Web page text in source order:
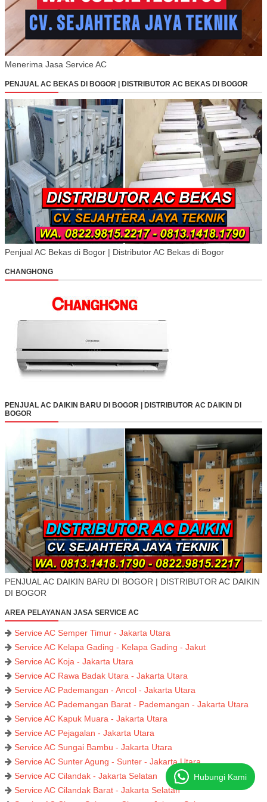
Menerima Jasa Service AC
PENJUAL AC BEKAS DI BOGOR | DISTRIBUTOR AC BEKAS DI BOGOR
Penjual AC Bekas di Bogor | Distributor AC Bekas di Bogor
CHANGHONG
PENJUAL AC DAIKIN BARU DI BOGOR | DISTRIBUTOR AC DAIKIN DI
BOGOR
PENJUAL AC DAIKIN BARU DI BOGOR | DISTRIBUTOR AC DAIKIN
DI BOGOR
AREA PELAYANAN JASA SERVICE AC
Service AC Semper Timur - Jakarta Utara
Service AC Kelapa Gading - Kelapa Gading - Jakut
Service AC Koja - Jakarta Utara
Service AC Rawa Badak Utara - Jakarta Utara
Service AC Pademangan - Ancol - Jakarta Utara
Service AC Pademangan Barat - Pademangan - Jakarta Utara
Service AC Kapuk Muara - Jakarta Utara
Service AC Pejagalan - Jakarta Utara
Service AC Sungai Bambu - Jakarta Utara
Service AC Sunter Agung - Sunter - Jakarta Utara
Service AC Cilandak - Jakarta Selatan
Service AC Cilandak Barat - Jakarta Selatan
Hubungi Kami